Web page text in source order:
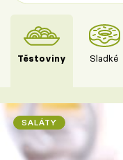
Těstoviny Sladké
SALÁTY